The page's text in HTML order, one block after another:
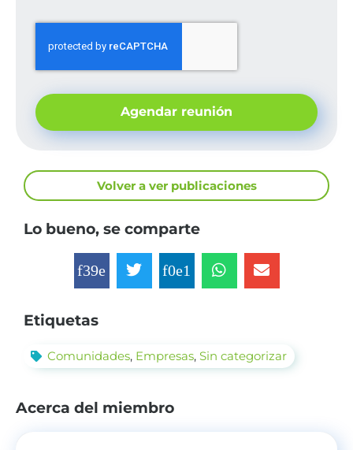
Agendar reunión
Volver a ver publicaciones
Lo bueno, se comparte
Etiquetas
Comunidades, Empresas, Sin categorizar
Acerca del miembro